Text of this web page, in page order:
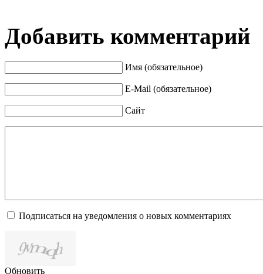
Добавить комментарий
Имя (обязательное)
E-Mail (обязательное)
Сайт
Подписаться на уведомления о новых комментариях
Обновить